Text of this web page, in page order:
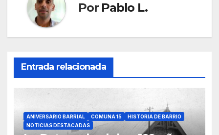
Por Pablo L.
Entrada relacionada
ANIVERSARIO BARRIAL COMUNA 15
HISTORIA DE BARRIO
NOTICIAS DESTACADAS